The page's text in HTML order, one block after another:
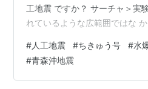
工地震 ですか？ サーチャ＞実
れているような広範囲ではな
爆弾を3つ埋 めて地震を起こし
ですがいかがですか？ サーチ
ことはしてない様です。 シン
#人工地震 #ちきゅう号 #水
#青森沖地震